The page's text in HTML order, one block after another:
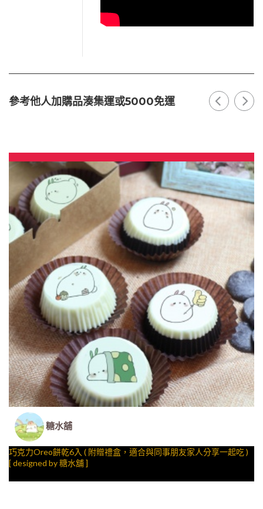
參考他人加購品湊集運或5000免運
糖水舖
巧克力Oreo餅乾6入 ( 附贈禮盒，適合與同事朋友家人分享一起吃 )
[ designed by 糖水舖 ]